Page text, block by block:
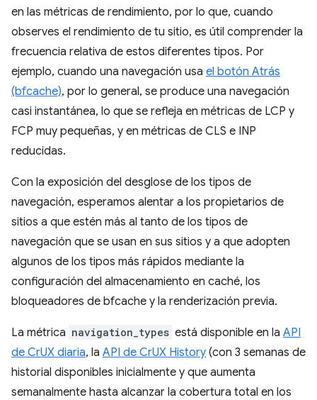
en las métricas de rendimiento, por lo que, cuando
observes el rendimiento de tu sitio, es útil comprender la
frecuencia relativa de estos diferentes tipos. Por
ejemplo, cuando una navegación usa el botón Atrás
(bfcache), por lo general, se produce una navegación
casi instantánea, lo que se refleja en métricas de LCP y
FCP muy pequeñas, y en métricas de CLS e INP
reducidas.
Con la exposición del desglose de los tipos de
navegación, esperamos alentar a los propietarios de
sitios a que estén más al tanto de los tipos de
navegación que se usan en sus sitios y a que adopten
algunos de los tipos más rápidos mediante la
configuración del almacenamiento en caché, los
bloqueadores de bfcache y la renderización previa.
La métrica navigation_types está disponible en la API
de CrUX diaria, la API de CrUX History (con 3 semanas de
historial disponibles inicialmente y que aumenta
semanalmente hasta alcanzar la cobertura total en los